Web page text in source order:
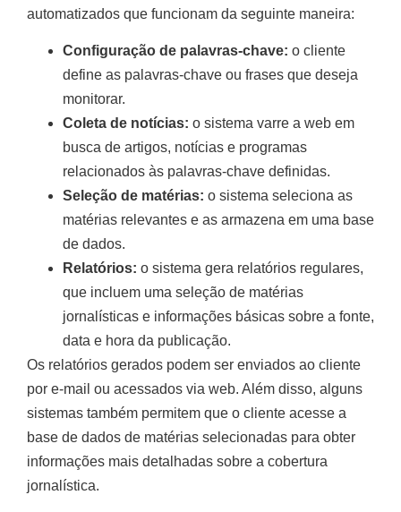
automatizados que funcionam da seguinte maneira:
Configuração de palavras-chave: o cliente
define as palavras-chave ou frases que deseja
monitorar.
Coleta de notícias: o sistema varre a web em
busca de artigos, notícias e programas
relacionados às palavras-chave definidas.
Seleção de matérias: o sistema seleciona as
matérias relevantes e as armazena em uma base
de dados.
Relatórios: o sistema gera relatórios regulares,
que incluem uma seleção de matérias
jornalísticas e informações básicas sobre a fonte,
data e hora da publicação.
Os relatórios gerados podem ser enviados ao cliente
por e-mail ou acessados via web. Além disso, alguns
sistemas também permitem que o cliente acesse a
base de dados de matérias selecionadas para obter
informações mais detalhadas sobre a cobertura
jornalística.